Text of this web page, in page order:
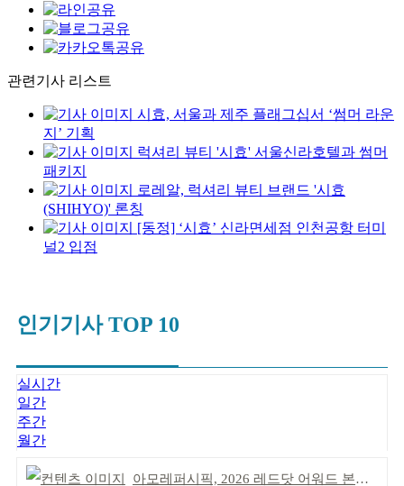
관련기사 리스트
시효, 서울과 제주 플래그십서 ‘썸머 라운
지’ 기획
럭셔리 뷰티 '시효' 서울신라호텔과 썸머
패키지
로레알, 럭셔리 뷰티 브랜드 '시효
(SHIHYO)' 론칭
[동정] ‘시효’ 신라면세점 인천공항 터미
널2 입점
인기기사 TOP 10
실시간
일간
주간
월간
아모레퍼시픽, 2026 레드닷 어워드 본상 2개 수상